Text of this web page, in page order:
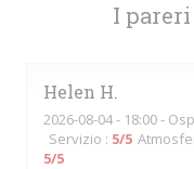
I
Helen H
2026-08-04- 18:00 -
Servizio : 5/5
5/5